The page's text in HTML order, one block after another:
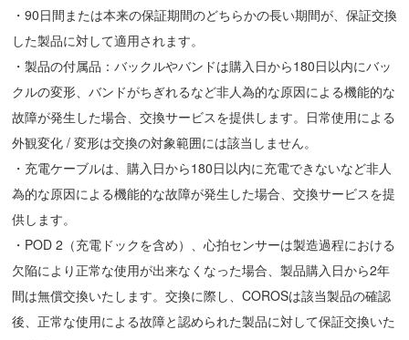
・90日間または本来の保証期間のどちらかの長い期間が、保証交換
した製品に対して適用されます。
・製品の付属品：バックルやバンドは購入日から180日以内にバッ
クルの変形、バンドがちぎれるなど非人為的な原因による機能的な
故障が発生した場合、交換サービスを提供します。日常使用による
外観変化 / 変形は交換の対象範囲には該当しません。
・充電ケーブルは、購入日から180日以内に充電できないなど非人
為的な原因による機能的な故障が発生した場合、交換サービスを提
供します。
・POD 2（充電ドックを含め）、心拍センサーは製造過程における
欠陥により正常な使用が出来なくなった場合、製品購入日から2年
間は無償交換いたします。交換に際し、COROSは該当製品の確認
後、正常な使用による故障と認められた製品に対して保証交換いた